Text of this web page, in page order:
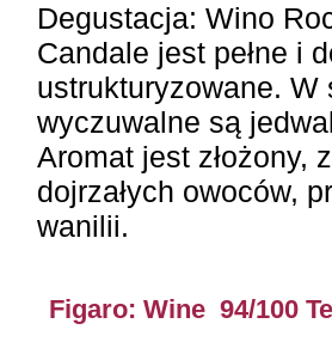
Degustacja: Wino
Candale jest pełne i
ustrukturyzowane. W
wyczuwalne są
Aromat jest złożony,
dojrzałych owoców,
wanilii.
Figaro: Wine 94/100